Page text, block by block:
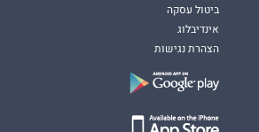
ביטול עסקה
אינדיבלוג
הצהרת נגישות